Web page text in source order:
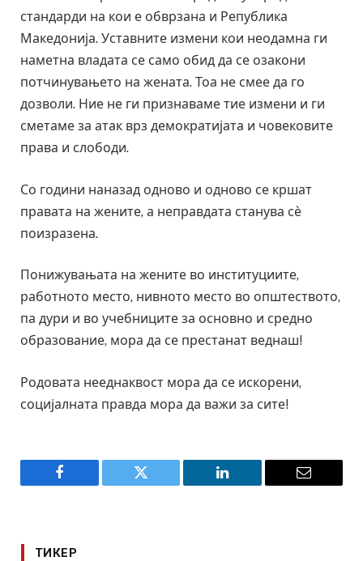
стандарди на кои е обврзана и Република
Македонија. Уставните измени кои неодамна ги
наметна владата се само обид да се озакони
потчинувањето на жената. Тоа не смее да го
дозволи. Ние не ги признаваме тие измени и ги
сметаме за атак врз демократијата и човековите
права и слободи.
Со години наназад одново и одново се кршат
правата на жените, а неправдата станува сѐ
поизразена.
Понижувањата на жените во институциите,
работното место, нивното место во општеството,
па дури и во учебниците за основно и средно
образование, мора да се престанат веднаш!
Родовата нееднаквост мора да се искорени,
социјалната правда мора да важи за сите!
Facebook Twitter LinkedIn Email
ТИКЕР